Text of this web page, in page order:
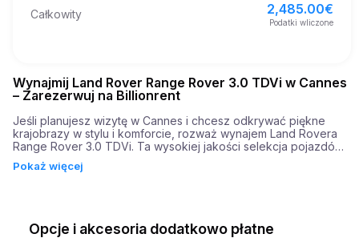
Depozyt gwarancyjny 6,000.00 €
Całkowity 2,485.00€
Podatki wliczone
Wynajmij Land Rover Range Rover 3.0 TDVi w Cannes
– Zarezerwuj na Billionrent
Jeśli planujesz wizytę w Cannes i chcesz odkrywać piękne
krajobrazy w stylu i komforcie, rozważ wynajem Land Rovera
Range Rover 3.0 TDVi. Ta wysokiej jakości selekcja pojazdów
łączy luksus z wydajnością, oferując doświadczenie jazdy
niespotykane w żadnym innym aucie. Dzięki swojemu silnikowi
znaczącą prędkością rozpędzania z 0 do 60 mph w zaledwie
7,1 sekundy, co czyni go idealnym do poruszania się po
Pokaż więcej
Opcje i akcesoria dodatkowo płatne